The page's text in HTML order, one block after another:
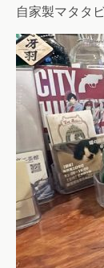
自家製マタタ